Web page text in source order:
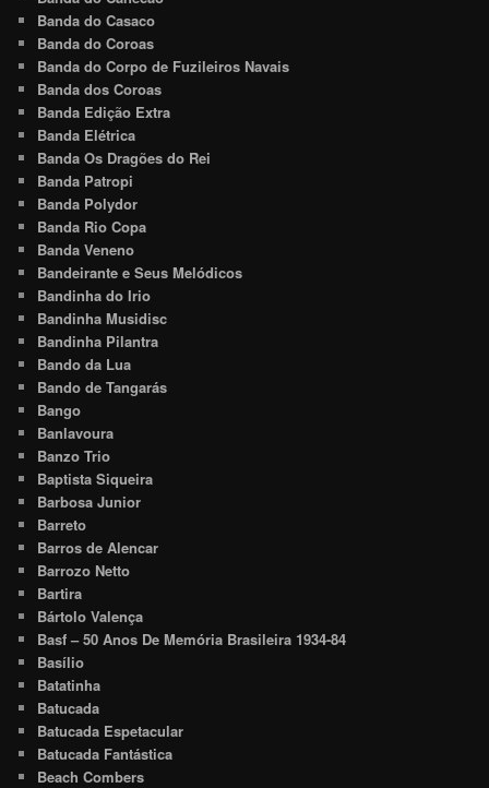
Banda do Casaco
Banda do Coroas
Banda do Corpo de Fuzileiros Navais
Banda dos Coroas
Banda Edição Extra
Banda Elétrica
Banda Os Dragões do Rei
Banda Patropi
Banda Polydor
Banda Rio Copa
Banda Veneno
Bandeirante e Seus Melódicos
Bandinha do Irio
Bandinha Musidisc
Bandinha Pilantra
Bando da Lua
Bando de Tangarás
Bango
Banlavoura
Banzo Trio
Baptista Siqueira
Barbosa Junior
Barreto
Barros de Alencar
Barrozo Netto
Bartira
Bártolo Valença
Basf – 50 Anos De Memória Brasileira 1934-84
Basílio
Batatinha
Batucada
Batucada Espetacular
Batucada Fantástica
Beach Combers